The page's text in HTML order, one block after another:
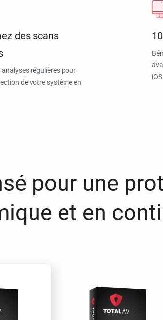
des scans
régulières pour
de votre système en
iOS.
pour une
et en